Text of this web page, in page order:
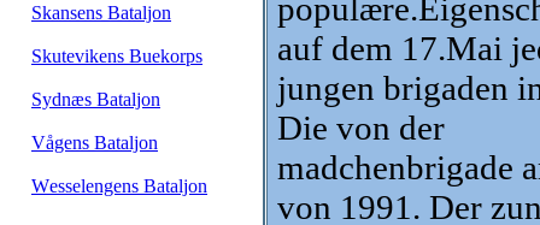
Skansens Bataljon
Skutevikens Buekorps
Sydnæs Bataljon
Vågens Bataljon
Wesselengens Bataljon
auf dem 17.Mai
jungen brigaden
Die von der
madchenbrigade
von 1991. Der